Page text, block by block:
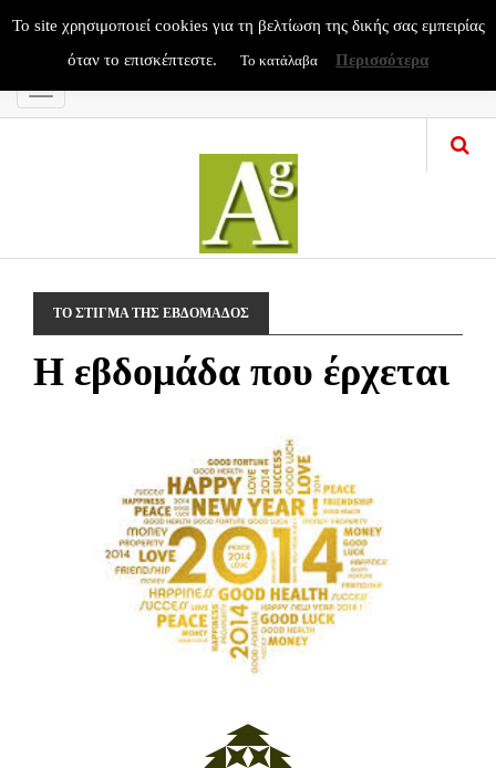
Menu
ΤΟ ΣΤΙΓΜΑ ΤΗΣ ΕΒΔΟΜΑΔΟΣ
Η εβδομάδα που έρχεται
To site χρησιμοποιεί cookies για τη βελτίωση της δικής σας εμπειρίας
όταν το επισκέπτεστε.
Το κατάλαβα Περισσότερα